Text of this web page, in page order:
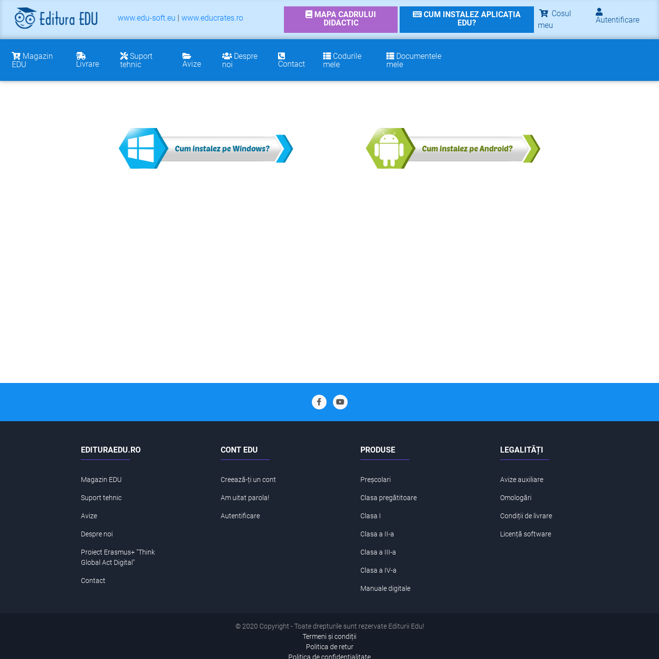
www.edu-soft.eu | www.educrates.ro
MAPA CADRULUI
DIDACTIC
CUM INSTALEZ APLICAȚIA
EDU?
Cosul
meu
Autentificare
Magazin
EDU
Livrare
Suport
tehnic
Avize
Despre
noi
Contact
Codurile
mele
Documentele
mele
EDITURAEDU.RO
Magazin EDU
Suport tehnic
Avize
Despre noi
Proiect Erasmus+ "Think
Global Act Digital"
Contact
CONT EDU
Creează-ți un cont
Am uitat parola!
Autentificare
PRODUSE
Preșcolari
Clasa pregătitoare
Clasa I
Clasa a II-a
Clasa a III-a
Clasa a IV-a
Manuale digitale
LEGALITĂȚI
Avize auxiliare
Omologări
Condiții de livrare
Licență software
© 2020 Copyright - Toate drepturile sunt rezervate Editurii Edu!
Termeni și condiții
Politica de retur
Politica de confidentialitate